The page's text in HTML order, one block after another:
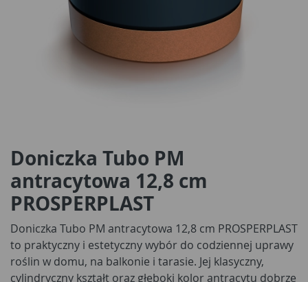
Doniczka Tubo PM
antracytowa 12,8 cm
PROSPERPLAST
Doniczka Tubo PM antracytowa 12,8 cm PROSPERPLAST
to praktyczny i estetyczny wybór do codziennej uprawy
roślin w domu, na balkonie i tarasie. Jej klasyczny,
cylindryczny kształt oraz głęboki kolor antracytu dobrze